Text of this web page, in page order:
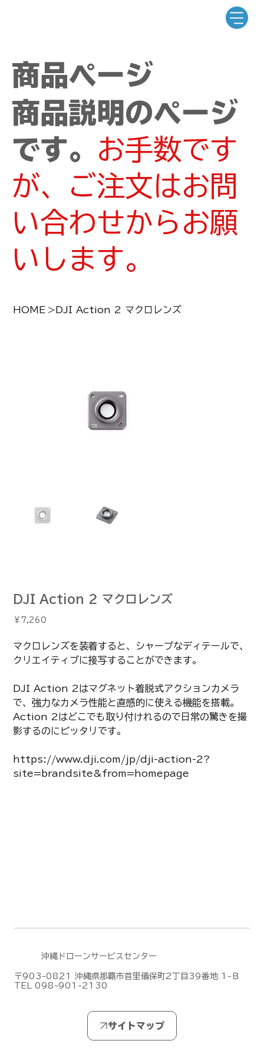
商品ページ
商品説明のページ
です。 お手数です
が、ご注文はお問
い合わせからお願
いします。
HOME > DJI Action 2 マクロレンズ
DJI Action 2 マクロレンズ
価
格
￥7,260
マクロレンズを装着すると、シャープなディテールで、
クリエイティブに接写することができます。
DJI Action 2はマグネット着脱式アクションカメラ
で、強力なカメラ性能と直感的に使える機能を搭載。
Action 2はどこでも取り付けれるので日常の驚きを撮
影するのにピッタリです。
https://www.dji.com/jp/dji-action-2?
site=brandsite&from=homepage
沖縄ドローンサービスセンター
〒903-0821 沖縄県那覇市首里儀保町2丁目39番地 1-Ｂ
TEL 098-901-2130